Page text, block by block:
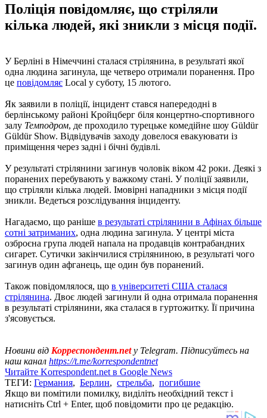
Поліція повідомляє, що стріляли
кілька людей, які зникли з місця події.
У Берліні в Німеччині сталася стрілянина, в результаті якої
одна людина загинула, ще четверо отримали поранення. Про
це повідомляє Local у суботу, 15 лютого.
Як заявили в поліції, інцидент стався напередодні в
берлінському районі Кройцберг біля концертно-спортивного
залу Темподром, де проходило турецьке комедійне шоу Güldür
Güldür Show. Відвідувачів заходу довелося евакуювати із
приміщення через задні і бічні будівлі.
У результаті стрілянини загинув чоловік віком 42 роки. Деякі з
поранених перебувають у важкому стані. У поліції заявили,
що стріляли кілька людей. Імовірні нападники з місця події
зникли. Ведеться розслідування інциденту.
Нагадаємо, що раніше в результаті стрілянини в Афінах більше
сотні затриманих, одна людина загинула. У центрі міста
озброєна група людей напала на продавців контрабандних
сигарет. Сутички закінчилися стріляниною, в результаті чого
загинув один афганець, ще один був поранений.
Також повідомлялося, що в університеті США сталася
стрілянина. Двоє людей загинули й одна отримала поранення
в результаті стрілянини, яка сталася в гуртожитку. Її причина
з'ясовується.
Новини від Корреспондент.netу Telegram. Підписуйтесь на
наш канал https://t.me/korrespondentnet
Читайте Korrespondent.net в Google News
ТЕГИ: Германия, Берлин, стрельба, погибшие
Якщо ви помітили помилку, виділіть необхідний текст і
натисніть Ctrl + Enter, щоб повідомити про це редакцію.